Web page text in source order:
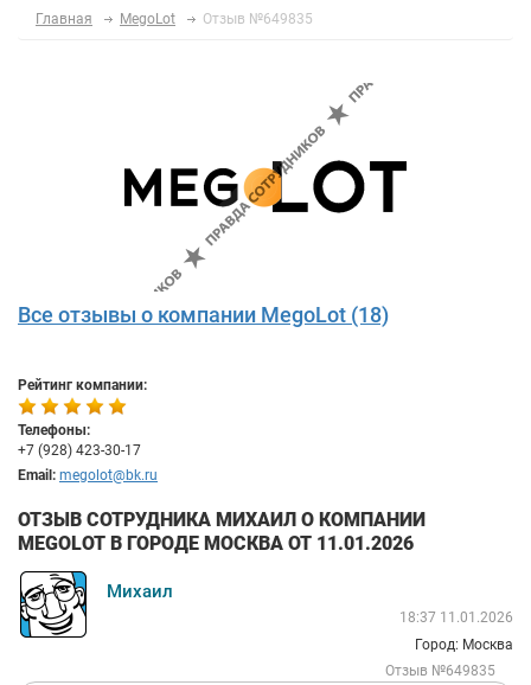
Главная MegoLot Отзыв №649835
Все отзывы о компании MegoLot (18)
Рейтинг компании:
Телефоны:
+7 (928) 423-30-17
Email: megolot@bk.ru
ОТЗЫВ СОТРУДНИКА МИХАИЛ О КОМПАНИИ
MEGOLOT В ГОРОДЕ МОСКВА ОТ 11.01.2026
Михаил
18:37 11.01.2026
Город: Москва
Отзыв №649835